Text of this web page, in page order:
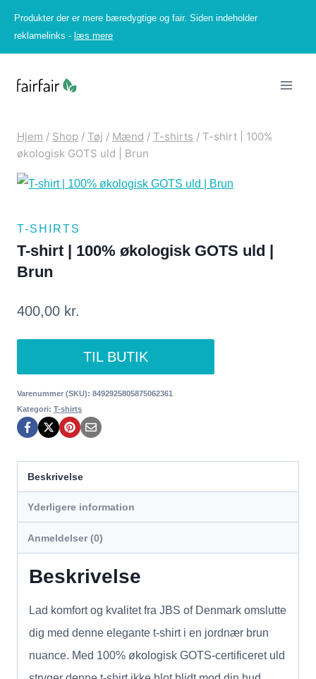
indhold
Produkter der er mere bæredygtige og fair. Siden indeholder
reklamelinks - læs mere
Hjem / Shop / Tøj / Mænd / T-shirts / T-shirt | 100%
økologisk GOTS uld | Brun
T-SHIRTS
T-shirt | 100% økologisk GOTS uld |
Brun
400,00 kr.
TIL BUTIK
Varenummer (SKU): 8492925805875062361
Kategori: T-shirts
Beskrivelse
Yderligere information
Anmeldelser (0)
Beskrivelse
Lad komfort og kvalitet fra JBS of Denmark omslutte
dig med denne elegante t-shirt i en jordnær brun
nuance. Med 100% økologisk GOTS-certificeret uld